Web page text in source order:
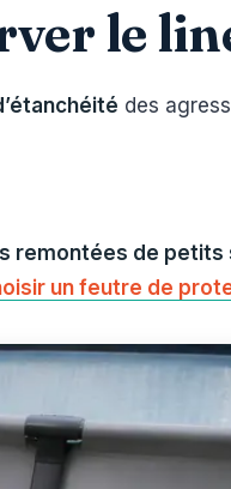
le
des
remontées de petits
un feutre de